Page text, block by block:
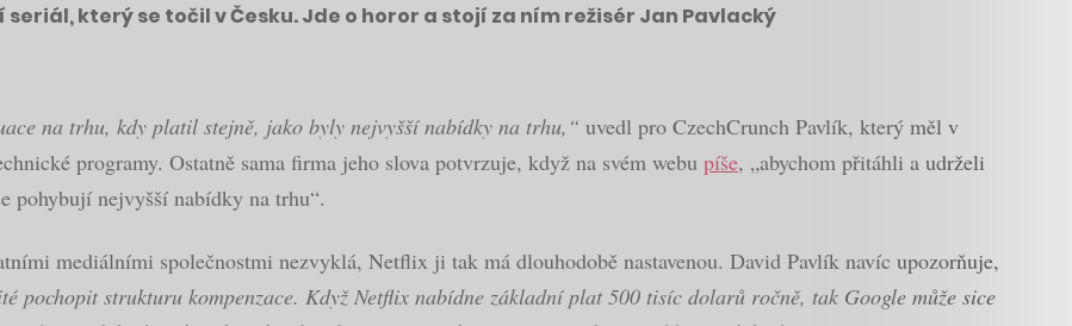
který se točil v Česku. Jde o horor a stojí za ním režisér Jan Pavlacký
na trhu, kdy platil stejně, jako byly nejvyšší nabídky na trhu,“ uvedl pro CzechCrunch Pavlík, který měl v
programy. Ostatně sama firma jeho slova potvrzuje, když na svém webu píše, „abychom přitáhli a udrželi
pohybují nejvyšší nabídky na trhu“.
mediálními společnostmi nezvyklá, Netflix ji tak má dlouhodobě nastavenou. David Pavlík navíc upozorňuje,
pochopit strukturu kompenzace. Když Netflix nabídne základní plat 500 tisíc dolarů ročně, tak Google může sice